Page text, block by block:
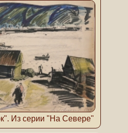
Из серии "На Севере"